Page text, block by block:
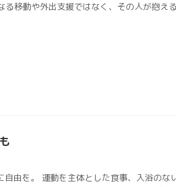
る移動や外出支援ではなく、その人が抱え
由を。 運動を主体とした食事、入浴のな